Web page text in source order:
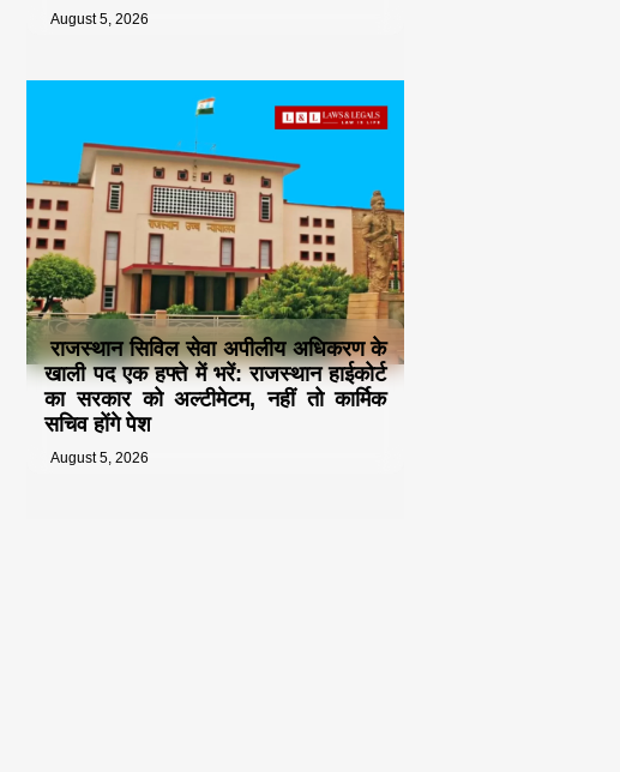
August 5, 2026
राजस्थान सिविल सेवा अपीलीय अधिकरण के
खाली पद एक हफ्ते में भरें: राजस्थान हाईकोर्ट
का सरकार को अल्टीमेटम, नहीं तो कार्मिक
सचिव होंगे पेश
August 5, 2026